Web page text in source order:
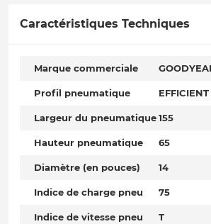
Caractéristiques Techniques
Marque commerciale
Profil pneumatique
Largeur du pneumatique155
Hauteur pneumatique 65
Diamètre (en pouces) 14
Indice de charge pneu 75
Indice de vitesse pneu T